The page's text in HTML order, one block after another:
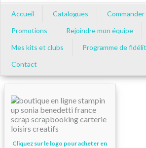
Accueil Catalogues
Promotions
Rejoindre mon équipe
Mes kits et clubs
Programme de
Contact
Cliquez sur le logo pour acheter en